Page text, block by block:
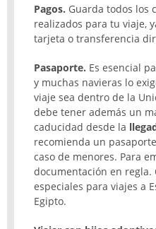
Pagos. Guarda todos los
realizados para tu viaje,
tarjeta o transferencia
Pasaporte. Es esencial
y muchas navieras lo
viaje sea dentro de la
debe tener además un
caducidad desde la
recomienda un
caso de menores. Para
documentación en regla.
especiales para viajes a
Egipto.